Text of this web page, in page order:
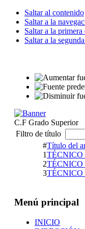
Saltar al contenido
Saltar a la
Saltar a la primera
Saltar a la
C.F Grado Superior
Filtro de título
#Título del
1TÉCNICO
2TÉCNICO
3
Menú principal
INICIO